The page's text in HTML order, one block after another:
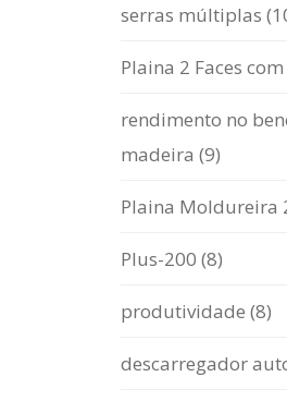
serras múltiplas
Plaina 2 Faces
rendimento no
madeira (9)
Plaina Moldureira
Plus-200 (8)
produtividade (8)
descarregador